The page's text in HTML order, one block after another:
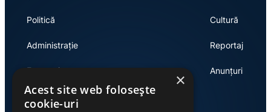
Politică
Administrație
Economie
Cultură
Reportaj
Anunțuri
×
Acest site web folosește
cookie-uri